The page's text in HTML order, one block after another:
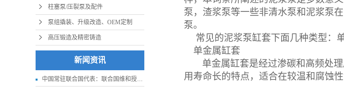
柱塞泵/压裂泵及配件
泵组撬装、升级改造、OEM定制
高压锻造及精密铸造
新闻资讯
中国常驻联合国代表：联合国维和授权应更贴近实际
泵，渣浆泵等一些非清水泵和泥浆泵
泵。
常见的泥浆泵缸套下面几种类型：
单金属缸套
单金属缸套是经过渗碳和高频处
用寿命长的特点，适合在较温和腐蚀性